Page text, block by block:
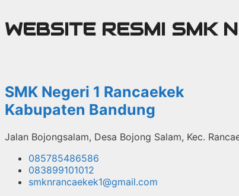
Langsung
ke
WEBSITE RESMI SMK
SMK Negeri 1 Rancaekek
Kabupaten Bandung
Jalan Bojongsalam, Desa Bojong Salam, Kec.
085785486586
083899101012
smknrancaekek1@gmail.com